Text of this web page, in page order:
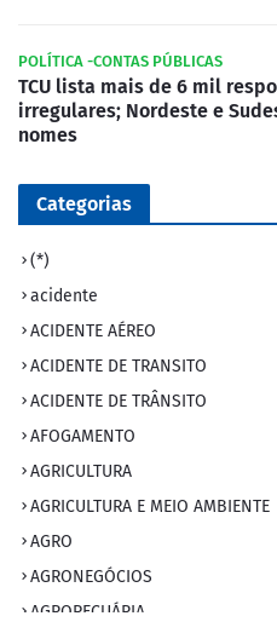
POLÍTICA -CONTAS PÚBLICAS
TCU lista mais de 6 mil
irregulares; Nordeste e
nomes
Categorias
(*)
acidente
ACIDENTE AÉREO
ACIDENTE DE TRANSITO
ACIDENTE DE TRÂNSITO
AFOGAMENTO
AGRICULTURA
AGRICULTURA E MEIO AMBIENTE
AGRO
AGRONEGÓCIOS
AGROPECUÁRIA